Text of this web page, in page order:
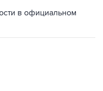
в официальном